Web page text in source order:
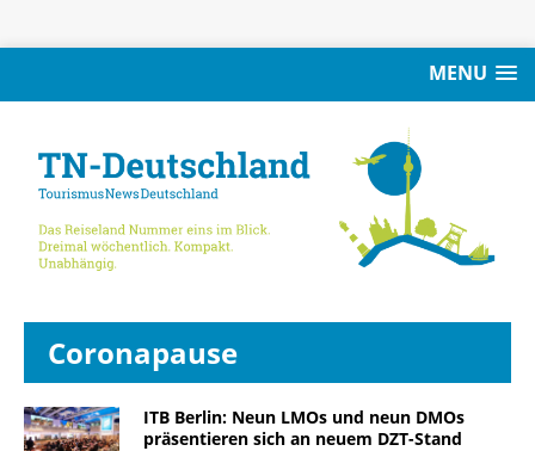
MENU
Coronapause
ITB Berlin: Neun LMOs und neun DMOs
präsentieren sich an neuem DZT-Stand